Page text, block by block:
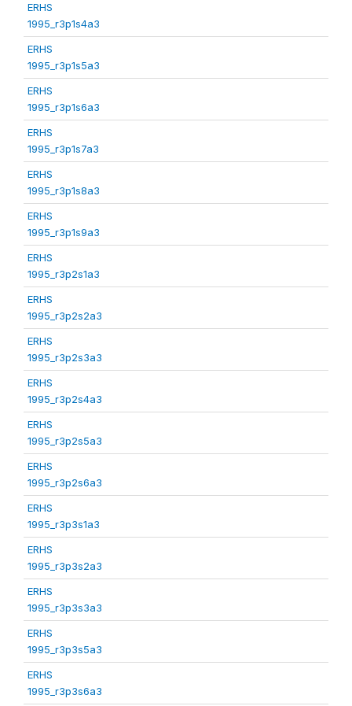
ERHS
1995_r3p1s4a3
ERHS
1995_r3p1s5a3
ERHS
1995_r3p1s6a3
ERHS
1995_r3p1s7a3
ERHS
1995_r3p1s8a3
ERHS
1995_r3p1s9a3
ERHS
1995_r3p2s1a3
ERHS
1995_r3p2s2a3
ERHS
1995_r3p2s3a3
ERHS
1995_r3p2s4a3
ERHS
1995_r3p2s5a3
ERHS
1995_r3p2s6a3
ERHS
1995_r3p3s1a3
ERHS
1995_r3p3s2a3
ERHS
1995_r3p3s3a3
ERHS
1995_r3p3s5a3
ERHS
1995_r3p3s6a3